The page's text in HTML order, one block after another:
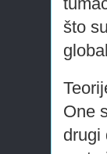
što
One
drugi